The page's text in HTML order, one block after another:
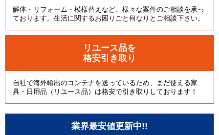
解体・リフォーム・模様替えなど、様々な案件のご相談を承っ
ております。生活に関するお困りごと何なりとご相談下さい。
リユース品を
格安引き取り
自社で海外輸出のコンテナを送っているため、まだ使える家
具・日用品（リユース品）は格安で引き取りしております！
業界最安値更新中!!